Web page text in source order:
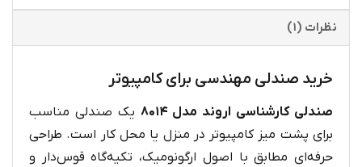
نظرات (۱)
خرید صندلی مهندسی برای کامپیوتر
صندلی کارشناسی اروند مدل ۸۰۱۴
یک صندلی مناسب
برای پشت میز کامپیوتر در منزل یا محل کار است. طراحی
حرفه‌ای مطابق با اصول ارگونومیک، تکیه‌گاه قوس‌دار و